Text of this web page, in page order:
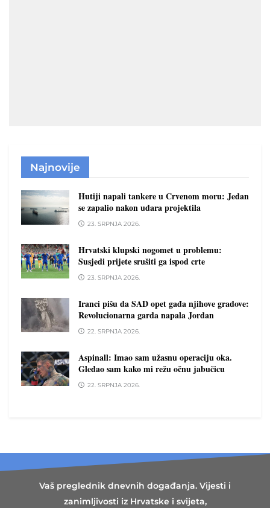
Najnovije
Hutiji napali tankere u Crvenom moru: Jedan
se zapalio nakon udara projektila
23. SRPNJA 2026.
Hrvatski klupski nogomet u problemu:
Susjedi prijete srušiti ga ispod crte
23. SRPNJA 2026.
Iranci pišu da SAD opet gađa njihove gradove:
Revolucionarna garda napala Jordan
22. SRPNJA 2026.
Aspinall: Imao sam užasnu operaciju oka.
Gledao sam kako mi režu očnu jabučicu
22. SRPNJA 2026.
Vaš preglednik dnevnih događanja. Vijesti i
zanimljivosti iz Hrvatske i svijeta,